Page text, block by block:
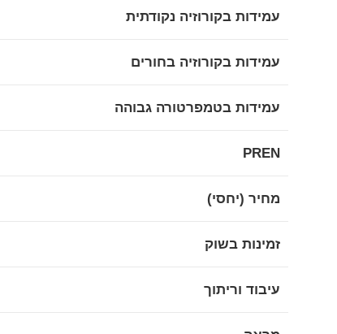
עמידות בקורוזיה נקודתית
עמידות בקורוזיה בחורים
עמידות בטמפרטורה גבוהה
PREN
מחיר (יחסי)
זמינות בשוק
עיבוד וריתוך